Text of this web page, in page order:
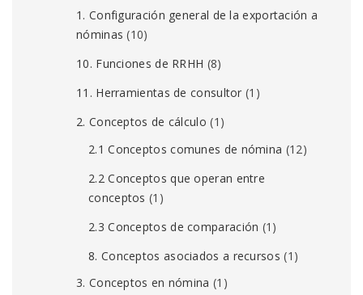
1. Configuración general de la exportación a
nóminas (10)
10. Funciones de RRHH (8)
11. Herramientas de consultor (1)
2. Conceptos de cálculo (1)
2.1 Conceptos comunes de nómina (12)
2.2 Conceptos que operan entre
conceptos (1)
2.3 Conceptos de comparación (1)
8. Conceptos asociados a recursos (1)
3. Conceptos en nómina (1)